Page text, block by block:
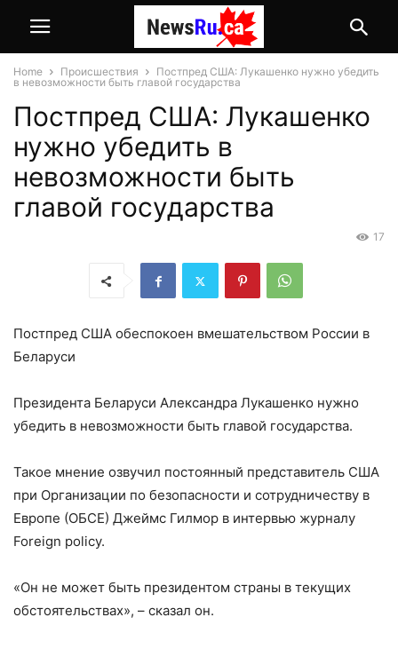
Home Происшествия
Постпред США: Лукашенко нужно убедить
в невозможности быть главой государства
Постпред США: Лукашенко
нужно убедить в
невозможности быть
главой государства
17
Постпред США обеспокоен вмешательством России в
Белaруси
Президента Белaруси Александра Лукашенко нужно
убедить в невозможности быть главой государства.
Такое мнение озвучил постоянный представитель США
при Организации по безопасности и сотрудничеству в
Европе (ОБСЕ) Джеймс Гилмор в интервью журналу
Foreign policy.
«Он не может быть президентом страны в текущих
обстоятельствах», – сказал он.